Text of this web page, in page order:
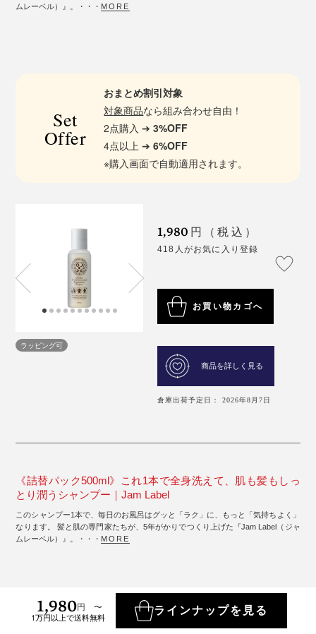
ムレーベル）』。・・・ MORE
Set
Offer
おまとめ割引対象
対象商品なら組み合わせ自由！
2点購入 ➔3%OFF
4点以上 ➔6%OFF
※購入画面で自動適用されます。
ラッピング可
1,980 円（税込）
418人がお気に入り登録
お買い物カゴへ
商品を詳しく見る
倉庫出荷予定日： 2026年8月7日
《詰替パック500ml》これ1本で全身洗えて、肌も髪もしっ
とり潤うシャンプー｜Jam Label
このシャンプー1本で、毎日のお風呂はグッと「ラク」に、もっと「気持ちよく」
なります。 髪と肌の専門家たちが、5年がかりでつくり上げた『Jam Label（ジャ
ムレーベル）』。・・・ MORE
おまとめ割引対象
1,980円 〜
1万円以上で送料無料
ラインナップを見る